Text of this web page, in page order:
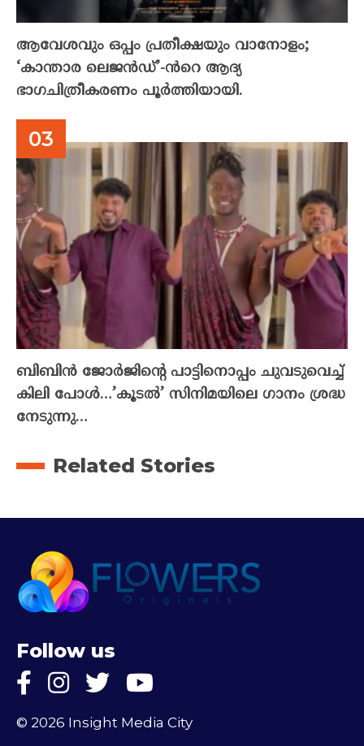
ആവേശവും ഒപ്പം പ്രതീക്ഷയും വാനോളം;
‘കാന്താര ലെജൻഡ്’-ൻറെ ആദ്യ
ഭാഗചിത്രീകരണം പൂർത്തിയായി.
ബിബിൻ ജോർജിന്റെ പാട്ടിനൊപ്പം ചുവടുവെച്ച്
കിലി പോൾ…’കൂടൽ’ സിനിമയിലെ ഗാനം ശ്രദ്ധ
നേടുന്നു…
Related Stories
Follow us
© 2026 Insight Media City